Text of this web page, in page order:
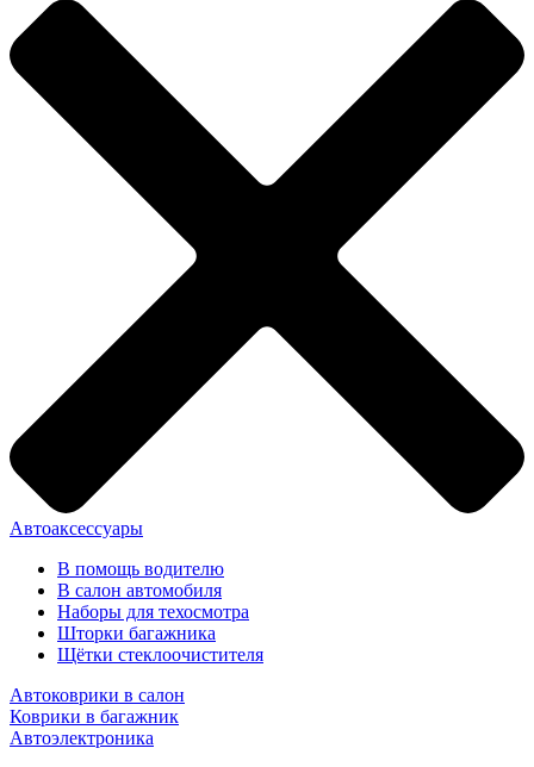
Автоаксессуары
В помощь водителю
В салон автомобиля
Наборы для техосмотра
Шторки багажника
Щётки стеклоочистителя
Автоковрики в салон
Коврики в багажник
Автоэлектроника